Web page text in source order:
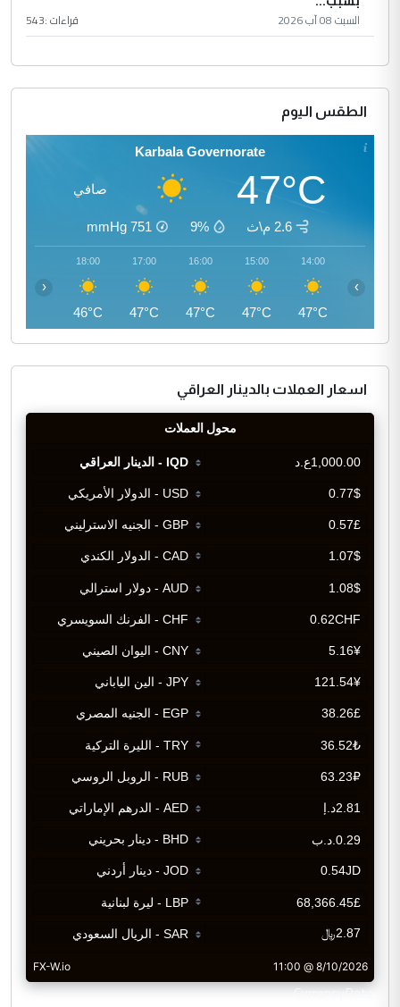
السبت 08 آب 2026 قراءات :543
الطقس اليوم
Karbala Governorate
47°C صافي
2.6 م\ث 9%
751
mmHg
14:00
47°C
15:00
47°C
16:00
47°C
17:00
47°C
18:00
46°C
‹ ›
اسعار العملات بالدينار العراقي
CurrencyRate